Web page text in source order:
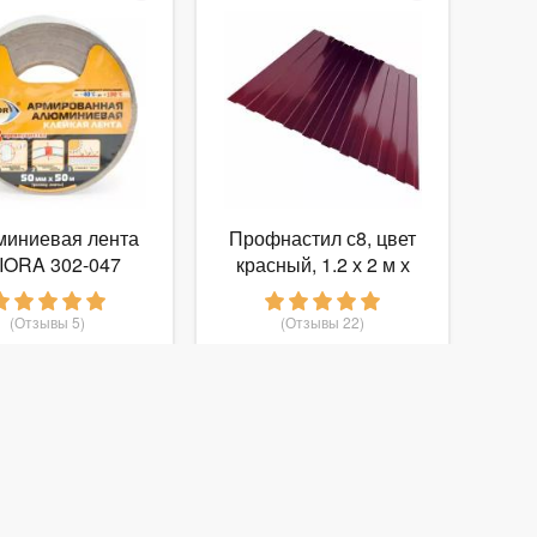
лента
302-047
(Отзывы 5)
Профнастил с8, цвет
красный, 1.2 х 2 м х
0.35 мм
(Отзывы 22)